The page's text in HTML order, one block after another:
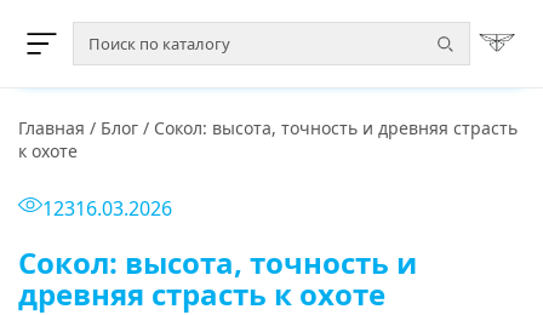
Главная / Блог / Сокол: высота, точность и древняя страсть
к охоте
12316.03.2026
Сокол: высота, точность и
древняя страсть к охоте